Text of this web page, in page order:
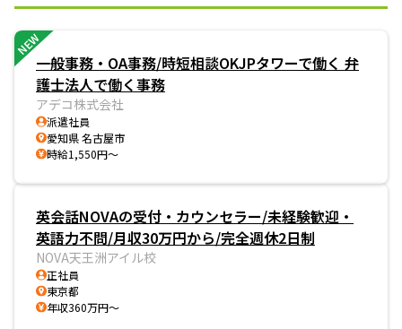
NEW
一般事務・OA事務/時短相談OKJPタワーで働く 弁
護士法人で働く事務
アデコ株式会社
派遣社員
愛知県 名古屋市
時給1,550円～
英会話NOVAの受付・カウンセラー/未経験歓迎・
英語力不問/月収30万円から/完全週休2日制
NOVA天王洲アイル校
正社員
東京都
年収360万円～